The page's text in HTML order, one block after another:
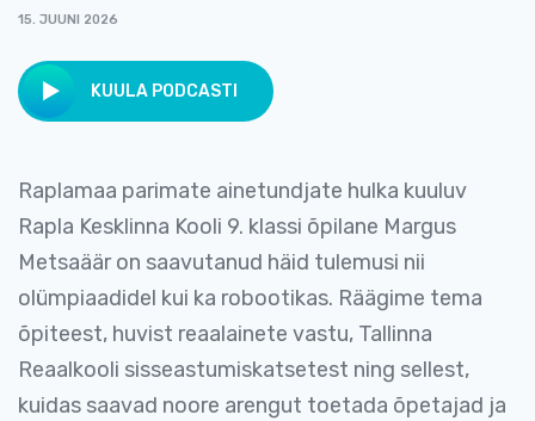
15. JUUNI 2026
KUULA PODCASTI
Raplamaa parimate ainetundjate hulka kuuluv
Rapla Kesklinna Kooli 9. klassi õpilane Margus
Metsaäär on saavutanud häid tulemusi nii
olümpiaadidel kui ka robootikas. Räägime tema
õpiteest, huvist reaalainete vastu, Tallinna
Reaalkooli sisseastumiskatsetest ning sellest,
kuidas saavad noore arengut toetada õpetajad ja